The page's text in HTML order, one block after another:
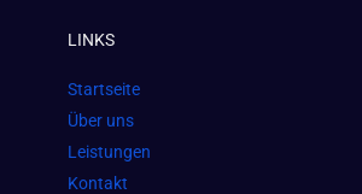
b
o
o
k
m
LINKS
Startseite
Über uns
Leistungen
Kontakt